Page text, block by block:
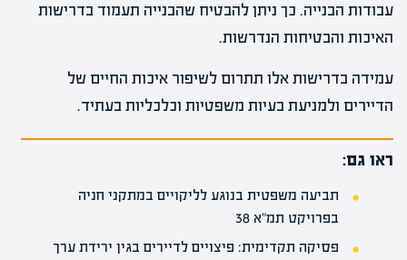
עבודות הבנייה. כך ניתן להבטיח שהבנייה תעמוד בדרישות
האיכות והבטיחות הנדרשות.
עמידה בדרישות אלו תתרום לשיפור איכות החיים של
הדיירים ולמניעת בעיות משפטיות וכלכליות בעתיד.
ראו גם:
תביעה משפטית בנוגע לליקויים במתקני חניה
בפרויקט תמ"א 38
פסיקה תקדימית: פיצויים לדיירים בגין ירידת ערך